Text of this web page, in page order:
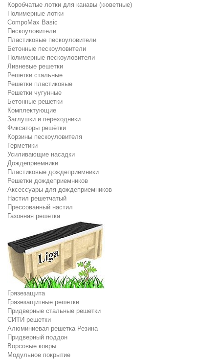
Коробчатые лотки для канавы (кюветные)
Полимерные лотки
CompoMax Basic
Пескоуловители
Пластиковые пескоуловители
Бетонные пескоуловители
Полимерные пескоуловители
Ливневые решетки
Решетки стальные
Решетки пластиковые
Решетки чугунные
Бетонные решетки
Комплектующие
Заглушки и переходники
Фиксаторы решётки
Корзины пескоуловителя
Герметики
Усиливающие насадки
Дождеприемники
Пластиковые дождеприемники
Решетки дождеприемников
Аксессуары для дождеприемников
Настил решетчатый
Прессованный настил
Газонная решетка
Грязезащита
Грязезащитные решетки
Придверные стальные решетки
СИТИ решетки
Алюминиевая решетка Резина
Придверный поддон
Ворсовые ковры
Модульное покрытие